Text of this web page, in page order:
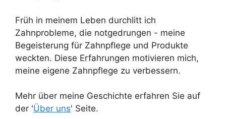
Früh in meinem Leben durchlitt ich
Zahnprobleme, die notgedrungen - meine
Begeisterung für Zahnpflege und Produkte
weckten. Diese Erfahrungen motivieren mich,
meine eigene Zahnpflege zu verbessern.
Mehr über meine Geschichte erfahren Sie auf
der 'Über uns' Seite.